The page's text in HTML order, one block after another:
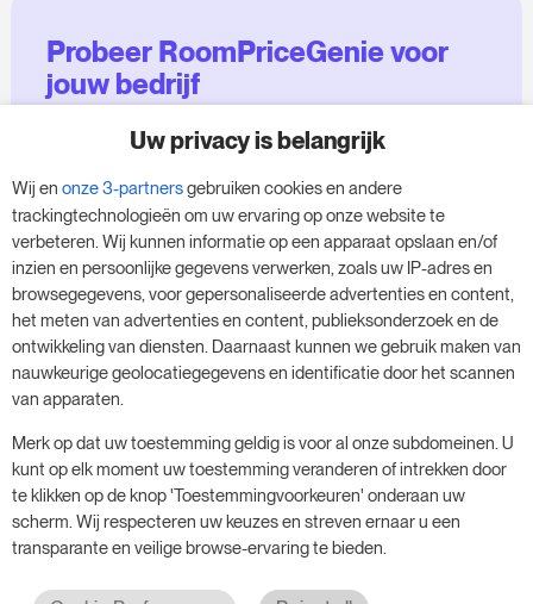
Probeer RoomPriceGenie voor
jouw bedrijf
Maak gebruik van onze 14-daagse proefversie
en geef je bedrijf een boost - zonder
verplichtingen.
Boek een afspraak om je gratis proefperiode
van 14 dagen te starten.
Start je gratis proefperiode
Plan je vergadering
Uw privacy is belangrijk
Wij en onze 3-partnersgebruiken cookies en andere
trackingtechnologieën om uw ervaring op onze website te
verbeteren. Wij kunnen informatie op een apparaat opslaan en/of
inzien en persoonlijke gegevens verwerken, zoals uw IP-adres en
browsegegevens, voor gepersonaliseerde advertenties en content,
het meten van advertenties en content, publieksonderzoek en de
ontwikkeling van diensten. Daarnaast kunnen we gebruik maken van
nauwkeurige geolocatiegegevens en identificatie door het scannen
van apparaten.
Merk op dat uw toestemming geldig is voor al onze subdomeinen. U
kunt op elk moment uw toestemming veranderen of intrekken door
te klikken op de knop 'Toestemmingvoorkeuren' onderaan uw
scherm. Wij respecteren uw keuzes en streven ernaar u een
transparante en veilige browse-ervaring te bieden.